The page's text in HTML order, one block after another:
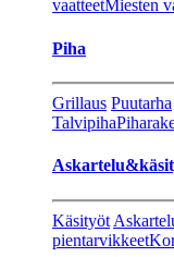
vaatteetMiesten
Piha
Grillaus Puutarha
Talvipiha
Käsityöt
pientarvikkeet